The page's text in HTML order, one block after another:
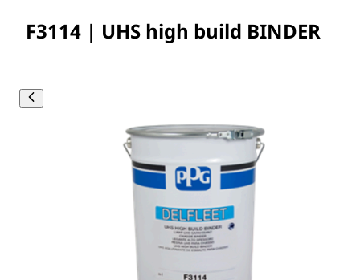
F3114 | UHS high build BINDER